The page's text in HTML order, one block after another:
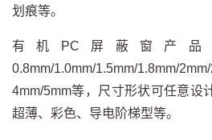
划痕等。
有机PC屏蔽窗产
0.8mm/1.0mm/1.5mm/1.8mm/
4mm/5mm等，尺寸形状可任意设
超薄、彩色、导电阶梯型等。